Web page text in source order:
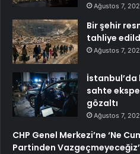
Ağustos 7,
Bir şehir
tahliye
Ağustos 7,
sahte
gözaltı
Ağustos 7,
CHP Genel Merkezi’ne ‘Ne
Partinden